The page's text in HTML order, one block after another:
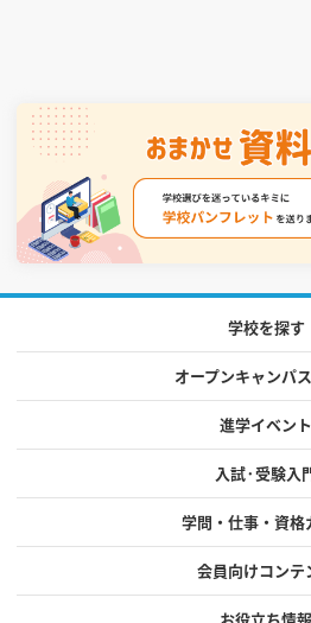
学校を探す
オープンキャンパ
進学イベント
入試·受験入
学問・仕事・資格
会員向けコンテ